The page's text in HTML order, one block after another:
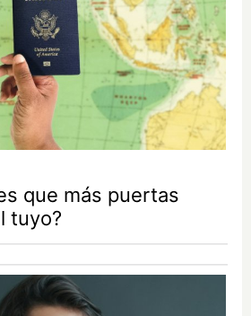
que más puertas
tuyo?